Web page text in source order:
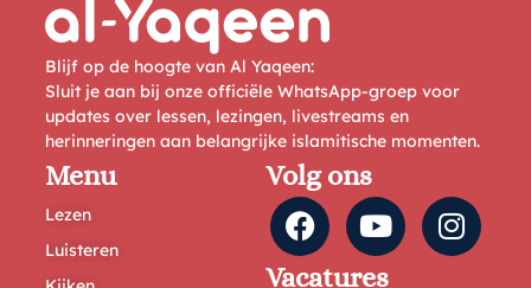
Blijf op de hoogte van Al Yaqeen:
Sluit je aan bij onze officiële WhatsApp-groep voor
updates over lessen, lezingen, livestreams en
herinneringen aan belangrijke islamitische momenten.
Menu
Lezen
Luisteren
Volg ons
Vacatures